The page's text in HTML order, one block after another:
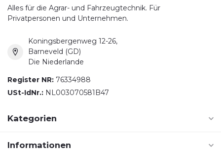
Alles für die Agrar- und Fahrzeugtechnik. Für
Privatpersonen und Unternehmen.
Koningsbergenweg 12-26,
Barneveld (GD)
Die Niederlande
Register NR: 76334988
USt-IdNr.: NL003070581B47
Kategorien
Informationen